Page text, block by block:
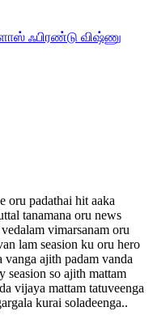
ஃபிரண்டு விஷ்ணு
oru padathai hit aaka
tanamana oru news
vimarsanam oru
lam seasion ku oru hero
ajith padam vanda
seasion so ajith mattam
vijaya mattam tatuveenga
kurai soladeenga..